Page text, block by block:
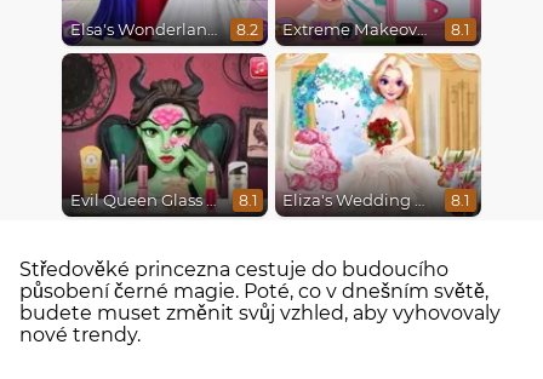
Elsa's Wonderland Wedding 8.2 Extreme Makeover 8.1
Evil Queen Glass Skin Routine #Influencer 8.1 Eliza's Wedding Planner 8.1
Středověké princezna cestuje do budoucího
působení černé magie. Poté, co v dnešním světě,
budete muset změnit svůj vzhled, aby vyhovovaly
nové trendy.